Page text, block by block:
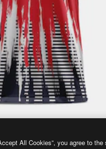
All Cookies”, you agree to